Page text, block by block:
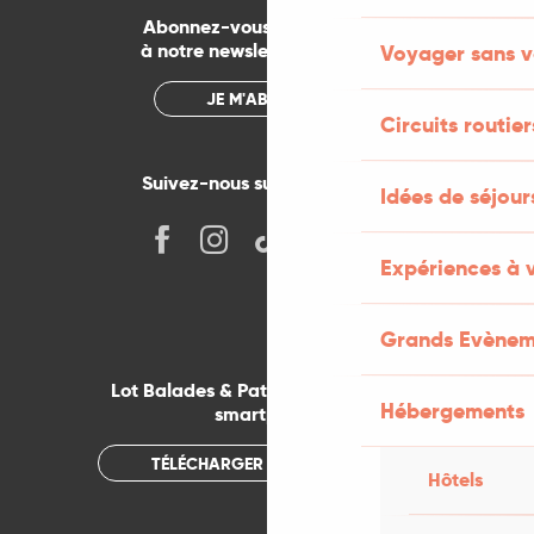
Voyager sans
Circuits
Idées de
Expériences à
Grands
Hébergements
Hôtels
Abonnez-vous gratuitement
à notre newsletter mensuelle
JE M'ABONNE
Suivez-nous sur les réseaux !
Lot Balades & Patrimoines sur votre
smartphone
TÉLÉCHARGER L'APPLICATION